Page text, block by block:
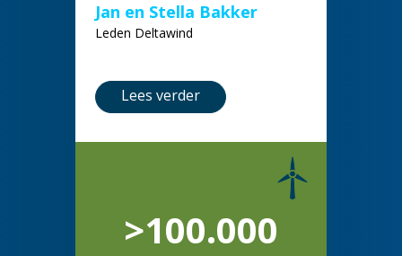
Jan en Stella Bakker
Leden Deltawind
Lees verder
>100.000